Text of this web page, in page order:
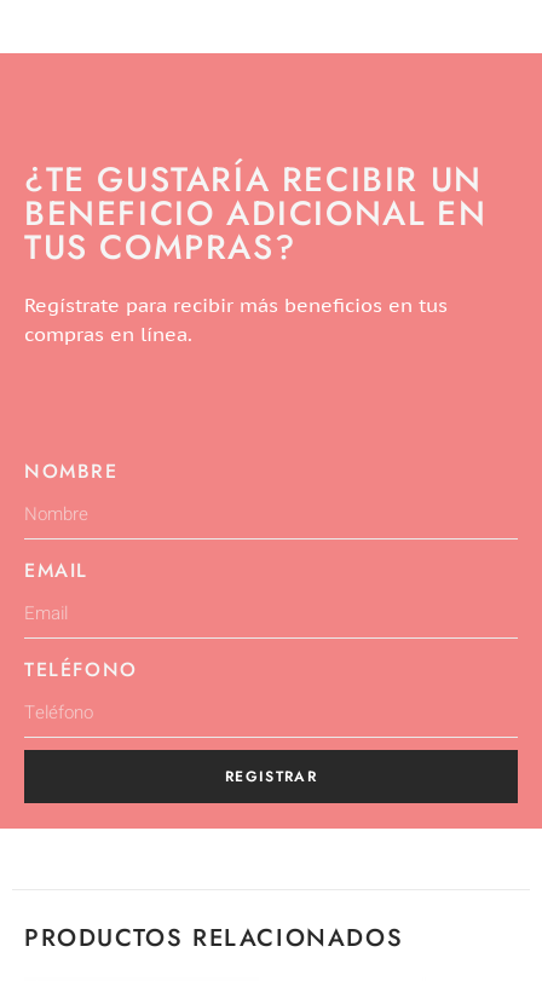
¿TE GUSTARÍA RECIBIR UN
BENEFICIO ADICIONAL EN
TUS COMPRAS?
Regístrate para recibir más beneficios en tus
compras en línea.
NOMBRE
EMAIL
TELÉFONO
REGISTRAR
PRODUCTOS RELACIONADOS